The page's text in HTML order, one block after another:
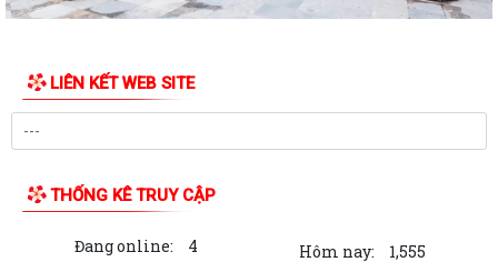
LIÊN KẾT WEB SITE
THỐNG KÊ TRUY CẬP
Đang online: 4 Hôm nay:
1,555